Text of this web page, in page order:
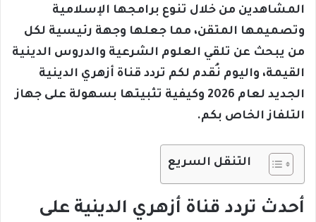
المشاهدين من خلال تنوع برامجها الإسلامية
وتصميمها المتقن، مما جعلها وجهة رئيسية لكل
من يبحث عن تلقي العلوم الشرعية والدروس الدينية
القيمة، واليوم نُقدم لكم تردد قناة أزهري الدينية
الجديد لعام 2026 وكيفية تثبيتها بسهولة على جهاز
التلفاز الخاص بكم.
التنقل السريع
أحدث تردد قناة أزهري الدينية على